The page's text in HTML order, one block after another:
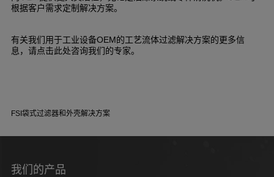
根据客户需求定制解决方案。
有关我们用于工业设备OEM的工艺流体过滤解决方案的更多信
息，请点击此处咨询我们的专家。
FSI袋式过滤器和外壳解决方案
我们的产品